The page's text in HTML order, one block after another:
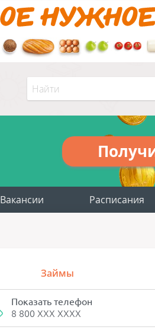
Вакансии Расписания
Займы
Показать телефон
8 800 XXX XXXX